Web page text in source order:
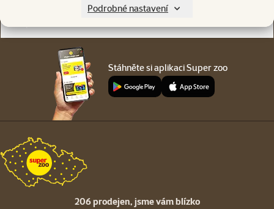
Podrobné nastavení
Stáhněte si aplikaci Super zoo
206 prodejen, jsme vám blízko